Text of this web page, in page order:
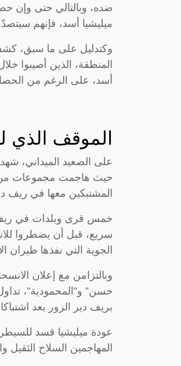
ضده، وبالتالي حتى وإن
ميليشيا أسد، فإنهم
وكتدليل على ما سبق،
المنطقة، الذين أصيبوا
أسد، على الرغم من
الموقف
على الصعيد الميداني،
حيث هاجمت مجموعات من
المشتبكين معها في ريف
خمس قرى وبلدات في ريف
سريع، قبل أن يضطروا
الجوية التي نفذها طيران
وبالتزامن مع إعلان
حسن” و”المحمودية”،
بريف دير الزور بعد
عودة ميليشيا قسد
المهاجمين السلاح